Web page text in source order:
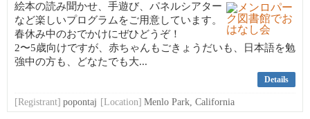
絵本の読み聞かせ、手遊び、パネルシアター
など楽しいプログラムをご用意しています。
春休み中のおでかけにぜひどうぞ！
2〜5歳向けですが、赤ちゃんもごきょうだいも、日本語を勉
強中の方も、どなたでも大...
Details
[Registrant] popontaj [Location] Menlo Park, California